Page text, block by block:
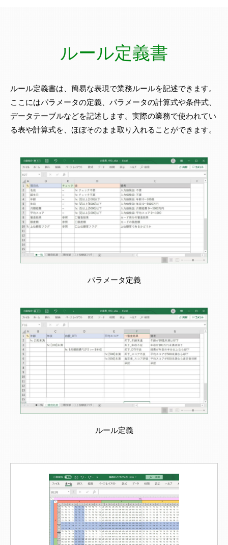
ルール定義書
ルール定義書は、簡易な表現で業務ルールを記述できます。
ここにはパラメータの定義、パラメータの計算式や条件式、
データテーブルなどを記述します。実際の業務で使われてい
る表や計算式を、ほぼそのまま取り入れることができます。
パラメータ定義
ルール定義